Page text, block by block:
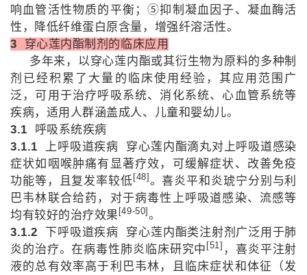
响血管活性物质的平衡；⑤抑制凝血因子、凝血酶活
性，降低纤维蛋白原含量，增强纤溶活性。
3
穿心莲内酯制剂的临床应用
多年来，以穿心莲内酯或其衍生物为原料的多种制
剂已经积累了大量的临床使用经验，其应用范围广
泛，可用于治疗呼吸系统、消化系统、心血管系统等
疾病，适用人群涵盖成人、儿童和婴幼儿。
3.1
呼吸系统疾病
3.1.1
上呼吸道疾病
穿心莲内酯滴丸对上呼吸道感染
症状如咽喉肿痛有显著疗效，可缓解症状、改善免疫
功能等，且复发率较低 [48] 。喜炎平和炎琥宁分别与利
巴韦林联合给药，对于病毒性上呼吸道感染、流感等
均有较好的治疗效果 [49-50] 。
3.1.2
下呼吸道疾病
穿心莲内酯类注射剂广泛用于肺
炎的治疗。在病毒性肺炎临床研究中 [51] ，喜炎平注射
液的总有效率高于利巴韦林，且临床症状和体征（发